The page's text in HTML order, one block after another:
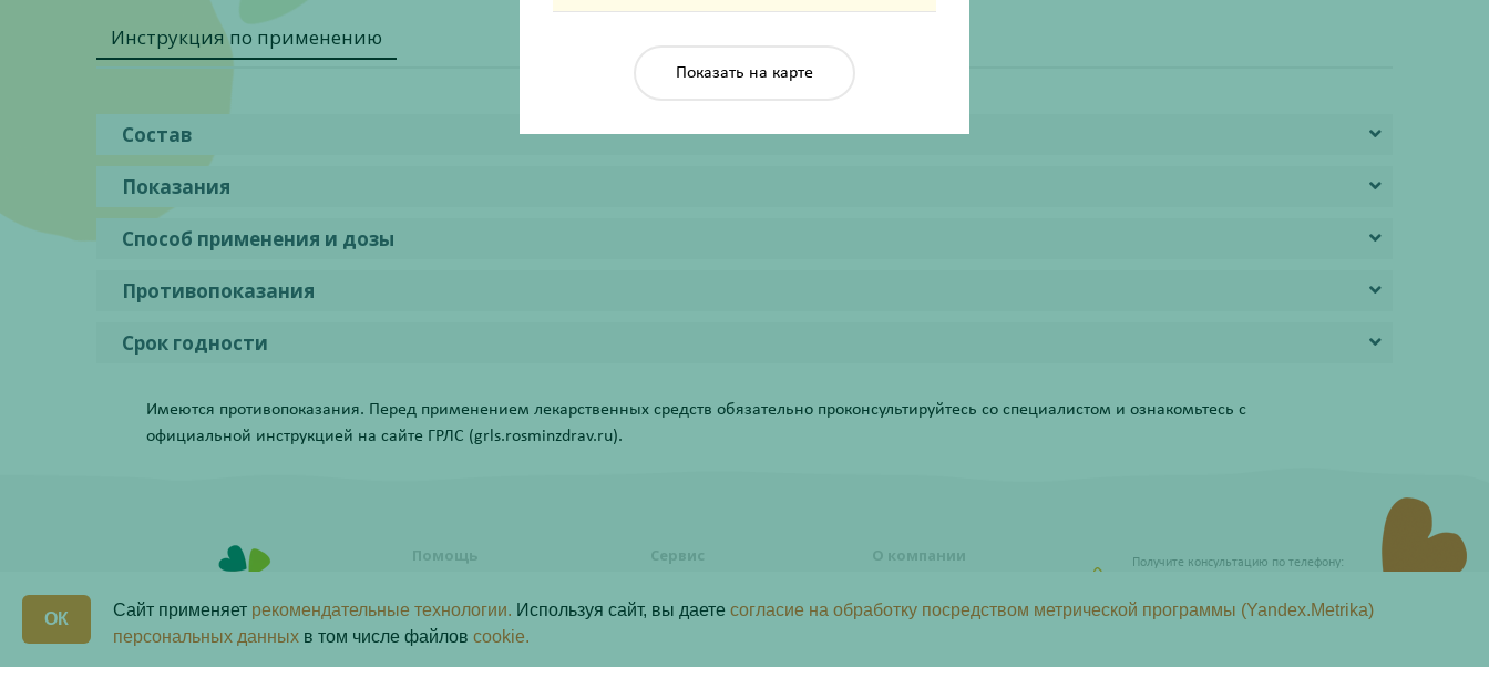
Инструкция по применению
Состав
Показания
Способ применения и дозы
Противопоказания
Срок годности
Имеются противопоказания. Перед применением лекарственных средств обязательно проконсультируйтесь со специалистом и ознакомьтесь с
официальной инструкцией на сайте ГРЛС (grls.rosminzdrav.ru).
Помощь
заказа
Как сделать заказ
Программы лояльности
Сервис
Акции
О компании
Контакты
Получите консультацию по телефону:
Сайт применяет рекомендательные технологии. Используя сайт, вы даете согласие на обработку посредством метрической программы (Yandex.Metrika)
персональных данных в том числе файлов cookie.
ОК
Показать на карте